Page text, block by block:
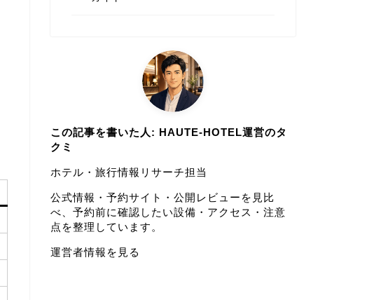
この記事を書いた人: HAUTE-HOTEL運営のタ
クミ
ホテル・旅行情報リサーチ担当
公式情報・予約サイト・公開レビューを見比
べ、予約前に確認したい設備・アクセス・注意
点を整理しています。
運営者情報を見る